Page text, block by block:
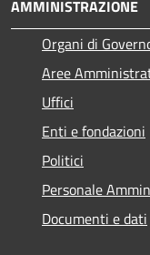
AMMINISTRAZIONE
Organi di
Aree
Uffici
Enti e fondazioni
Politici
Personale
Documenti e dati